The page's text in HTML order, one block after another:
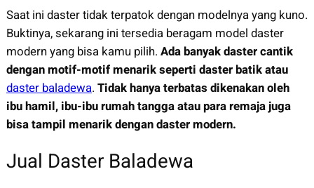
Saat ini daster tidak terpatok dengan modelnya yang kuno.
Buktinya, sekarang ini tersedia beragam model daster
modern yang bisa kamu pilih. Ada banyak daster cantik
dengan motif-motif menarik seperti daster batik atau
daster baladewa. Tidak hanya terbatas dikenakan oleh
ibu hamil, ibu-ibu rumah tangga atau para remaja juga
bisa tampil menarik dengan daster modern.
Jual Daster Baladewa